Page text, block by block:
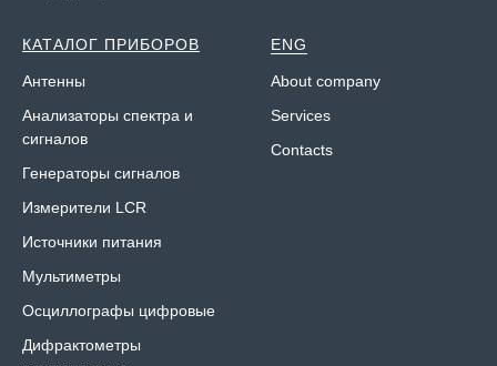
КАТАЛОГ ПРИБОРОВ
Антенны
Анализаторы спектра и
сигналов
Генераторы сигналов
Измерители LCR
Источники питания
Мультиметры
Осциллографы цифровые
Дифрактометры
ENG
About company
Services
Contacts